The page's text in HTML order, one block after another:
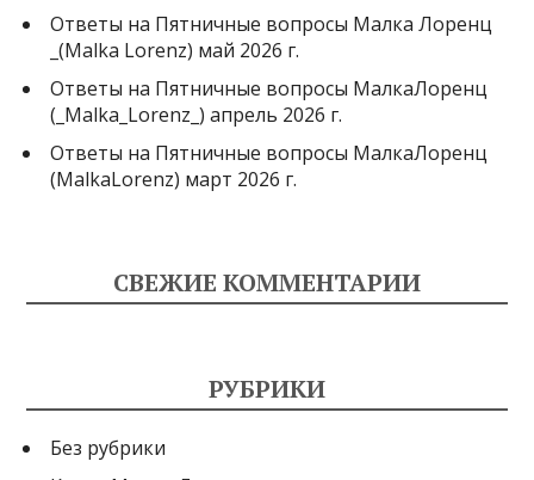
Ответы на Пятничные вопросы Малка Лоренц
_(Malka Lorenz) май 2026 г.
Ответы на Пятничные вопросы МалкаЛоренц
(_Malka_Lorenz_) апрель 2026 г.
Ответы на Пятничные вопросы МалкаЛоренц
(MalkaLorenz) март 2026 г.
СВЕЖИЕ КОММЕНТАРИИ
РУБРИКИ
Без рубрики